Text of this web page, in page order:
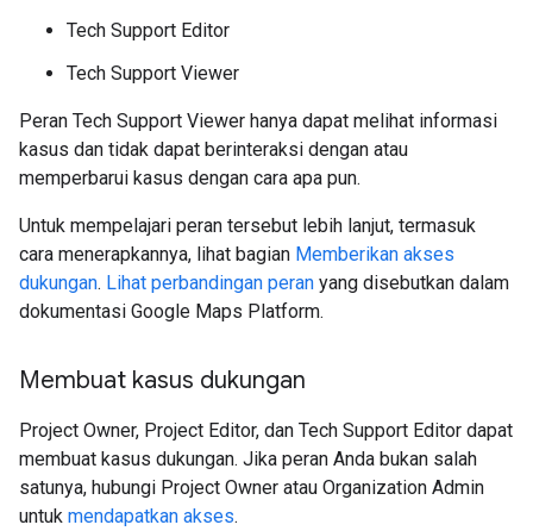
Tech Support Editor
Tech Support Viewer
Peran Tech Support Viewer hanya dapat melihat informasi
kasus dan tidak dapat berinteraksi dengan atau
memperbarui kasus dengan cara apa pun.
Untuk mempelajari peran tersebut lebih lanjut, termasuk
cara menerapkannya, lihat bagian Memberikan akses
dukungan. Lihat perbandingan peran yang disebutkan dalam
dokumentasi Google Maps Platform.
Membuat kasus dukungan
Project Owner, Project Editor, dan Tech Support Editor dapat
membuat kasus dukungan. Jika peran Anda bukan salah
satunya, hubungi Project Owner atau Organization Admin
untuk mendapatkan akses.